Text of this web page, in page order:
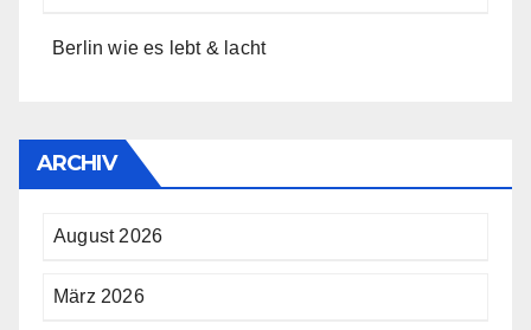
Berlin wie es lebt & lacht
ARCHIV
August 2026
März 2026